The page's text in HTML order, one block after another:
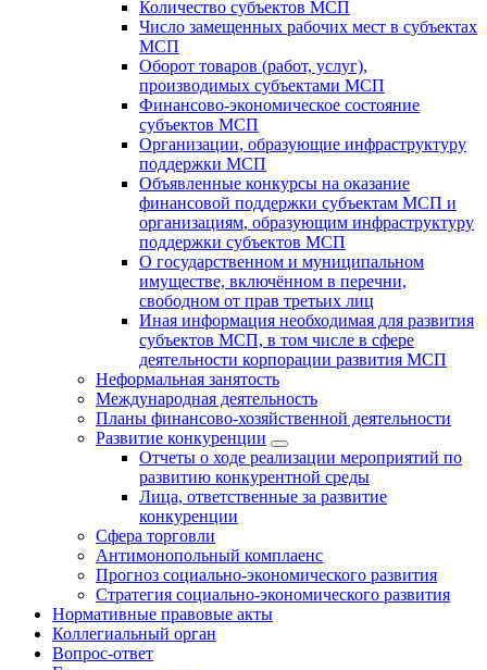
Количество субъектов МСП
Число замещенных рабочих мест в субъектах
МСП
Оборот товаров (работ, услуг),
производимых субъектами МСП
Финансово-экономическое состояние
субъектов МСП
Организации, образующие инфраструктуру
поддержки МСП
Объявленные конкурсы на оказание
финансовой поддержки субъектам МСП и
организациям, образующим инфраструктуру
поддержки субъектов МСП
О государственном и муниципальном
имуществе, включённом в перечни,
свободном от прав третьих лиц
Иная информация необходимая для развития
субъектов МСП, в том числе в сфере
деятельности корпорации развития МСП
Неформальная занятость
Международная деятельность
Планы финансово-хозяйственной деятельности
Развитие конкуренции
Отчеты о ходе реализации мероприятий по
развитию конкурентной среды
Лица, ответственные за развитие
конкуренции
Сфера торговли
Антимонопольный комплаенс
Прогноз социально-экономического развития
Стратегия социально-экономического развития
Нормативные правовые акты
Коллегиальный орган
Вопрос-ответ